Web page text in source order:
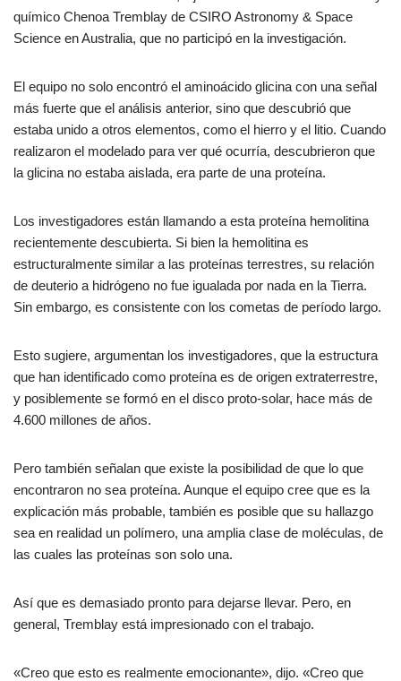
químico Chenoa Tremblay de CSIRO Astronomy & Space
Science en Australia, que no participó en la investigación.
El equipo no solo encontró el aminoácido glicina con una señal
más fuerte que el análisis anterior, sino que descubrió que
estaba unido a otros elementos, como el hierro y el litio. Cuando
realizaron el modelado para ver qué ocurría, descubrieron que
la glicina no estaba aislada, era parte de una proteína.
Los investigadores están llamando a esta proteína hemolitina
recientemente descubierta. Si bien la hemolitina es
estructuralmente similar a las proteínas terrestres, su relación
de deuterio a hidrógeno no fue igualada por nada en la Tierra.
Sin embargo, es consistente con los cometas de período largo.
Esto sugiere, argumentan los investigadores, que la estructura
que han identificado como proteína es de origen extraterrestre,
y posiblemente se formó en el disco proto-solar, hace más de
4.600 millones de años.
Pero también señalan que existe la posibilidad de que lo que
encontraron no sea proteína. Aunque el equipo cree que es la
explicación más probable, también es posible que su hallazgo
sea en realidad un polímero, una amplia clase de moléculas, de
las cuales las proteínas son solo una.
Así que es demasiado pronto para dejarse llevar. Pero, en
general, Tremblay está impresionado con el trabajo.
«Creo que esto es realmente emocionante», dijo. «Creo que